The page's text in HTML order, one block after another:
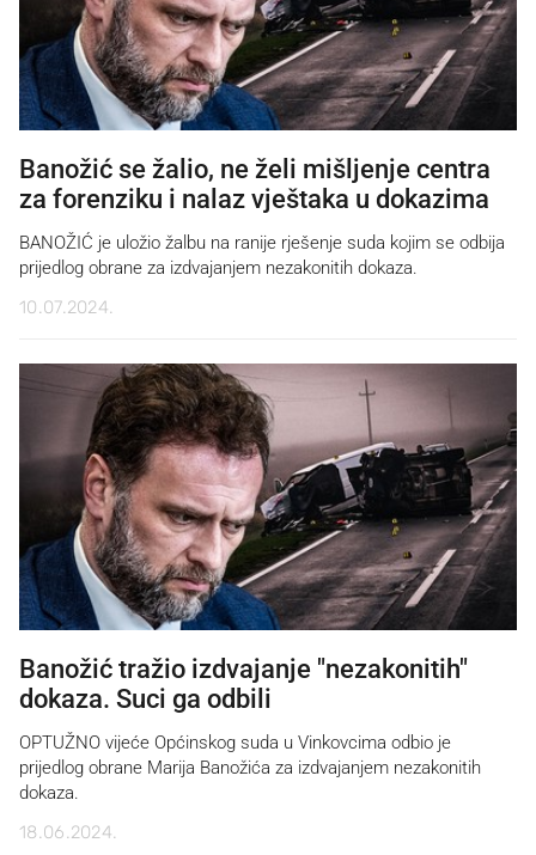
Banožić se žalio, ne želi mišljenje centra
za forenziku i nalaz vještaka u dokazima
BANOŽIĆ je uložio žalbu na ranije rješenje suda kojim se odbija
prijedlog obrane za izdvajanjem nezakonitih dokaza.
10.07.2024.
Banožić tražio izdvajanje "nezakonitih"
dokaza. Suci ga odbili
OPTUŽNO vijeće Općinskog suda u Vinkovcima odbio je
prijedlog obrane Marija Banožića za izdvajanjem nezakonitih
dokaza.
18.06.2024.